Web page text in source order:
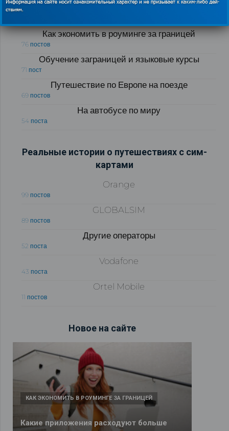
Автомобильные дороги Европы
Как экономить в роуминге за границей
76 постов
Обучение заграницей и языковые курсы
71 пост
Путешествие по Европе на поезде
69 постов
На автобусе по миру
54 поста
Реальные истории о путешествиях с сим-
картами
Orange
99 постов
GLOBALSIM
89 постов
Другие операторы
52 поста
Vodafone
43 поста
Ortel Mobile
11 постов
Новое на сайте
Какие приложения расходуют больше
КАК ЭКОНОМИТЬ В РОУМИНГЕ ЗА ГРАНИЦЕЙ